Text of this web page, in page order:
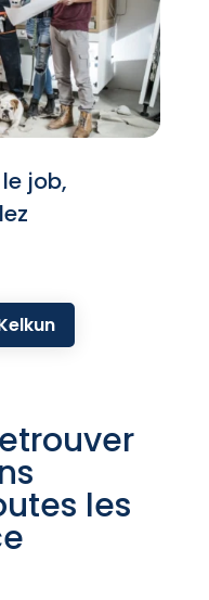
job,
les